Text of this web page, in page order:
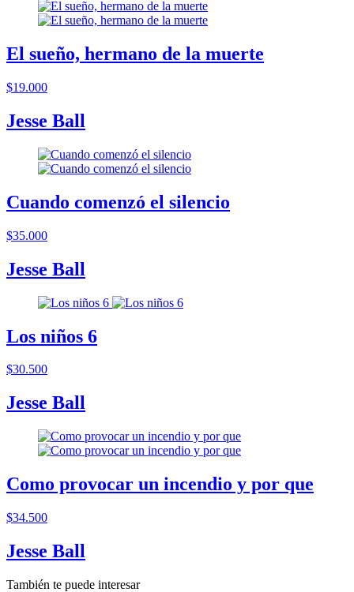
El sueño, hermano de la muerte
$19.000
Jesse Ball
Cuando comenzó el silencio
$35.000
Jesse Ball
Los niños 6
$30.500
Jesse Ball
Como provocar un incendio y por que
$34.500
Jesse Ball
También te puede interesar